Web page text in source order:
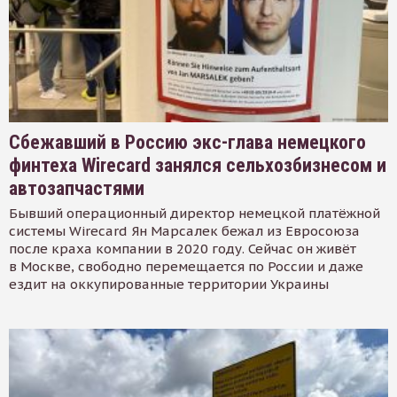
Сбежавший в Россию экс-глава немецкого
финтеха Wirecard занялся сельхозбизнесом и
автозапчастями
Бывший операционный директор немецкой платёжной
системы Wirecard Ян Марсалек бежал из Евросоюза
после краха компании в 2020 году. Сейчас он живёт
в Москве, свободно перемещается по России и даже
ездит на оккупированные территории Украины